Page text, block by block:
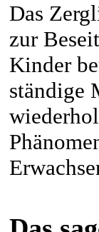
Das
zur
Kinder
ständige